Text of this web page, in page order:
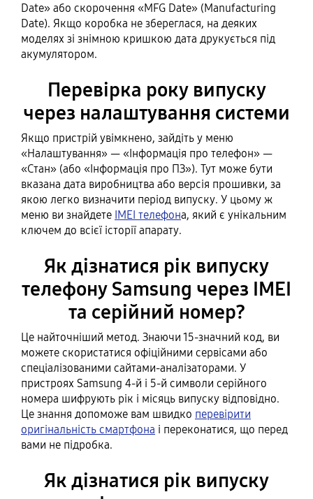
Date» або скорочення «MFG Date» (Manufacturing
Date). Якщо коробка не збереглася, на деяких
моделях зі знімною кришкою дата друкується під
акумулятором.
Перевірка року випуску
через налаштування системи
Якщо пристрій увімкнено, зайдіть у меню
«Налаштування» — «Інформація про телефон» —
«Стан» (або «Інформація про ПЗ»). Тут може бути
вказана дата виробництва або версія прошивки, за
якою легко визначити період випуску. У цьому ж
меню ви знайдете IMEI телефона, який є унікальним
ключем до всієї історії апарату.
Як дізнатися рік випуску
телефону Samsung через IMEI
та серійний номер?
Це найточніший метод. Знаючи 15-значний код, ви
можете скористатися офіційними сервісами або
спеціалізованими сайтами-аналізаторами. У
пристроях Samsung 4-й і 5-й символи серійного
номера шифрують рік і місяць випуску відповідно.
Це знання допоможе вам швидко перевірити
оригінальність смартфона і переконатися, що перед
вами не підробка.
Як дізнатися рік випуску